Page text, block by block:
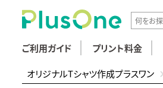
ご利用ガイド プリント料金
オリジナルTシャツ作成プラスワン